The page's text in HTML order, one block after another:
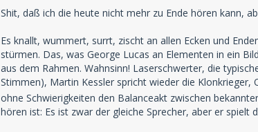
Shit, daß ich die heute nicht mehr zu Ende hören kann,
Es knallt, wummert, surrt, zischt an allen Ecken und
stürmen. Das, was George Lucas an Elementen in ein
aus dem Rahmen. Wahnsinn! Laserschwerter, die
Stimmen), Martin Kessler spricht wieder die
ohne Schwierigkeiten den Balanceakt zwischen
hören ist: Es ist zwar der gleiche Sprecher, aber er spielt